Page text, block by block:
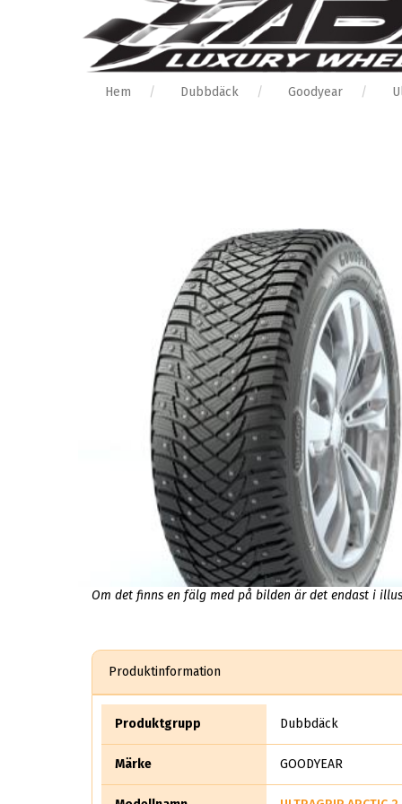
Hem Dubbdäck Goodyear
Om det finns en fälg med på bilden är det endast i
Produktinformation
Produktgrupp Dubbdäck
Märke GOODYEAR